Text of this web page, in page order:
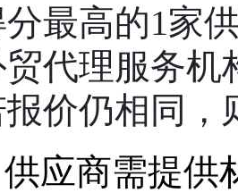
最高的1家
代理服务机
价仍相同
供应商需提供